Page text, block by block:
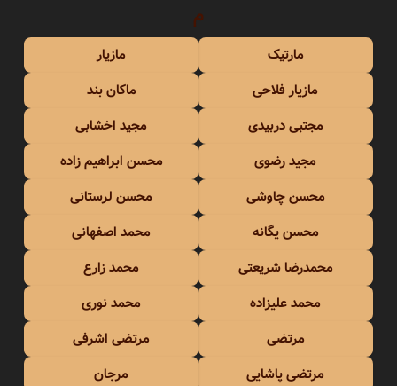
م
مارتیک
مازیار
مازیار فلاحی
ماکان بند
مجتبی دربیدی
مجید اخشابی
مجید رضوی
محسن ابراهیم زاده
محسن چاوشی
محسن لرستانی
محسن یگانه
محمد اصفهانی
محمدرضا شریعتی
محمد زارع
محمد علیزاده
محمد نوری
مرتضی
مرتضی اشرفی
مرتضی پاشایی
مرجان